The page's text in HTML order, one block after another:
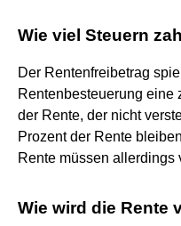
Wie viel Steuern
Der Rentenfreibetrag
Rentenbesteuerung eine
der Rente, der nicht
Prozent der Rente
Rente müssen allerdings
Wie wird die Rente